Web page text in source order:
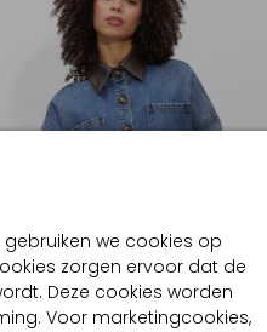
we cookies op
zorgen ervoor dat de
Deze cookies worden
Voor marketingcookies,